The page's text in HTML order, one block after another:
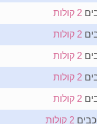
2 קולות
2 קולות
2 קולות
2 קולות
2 קולות
2 קולות